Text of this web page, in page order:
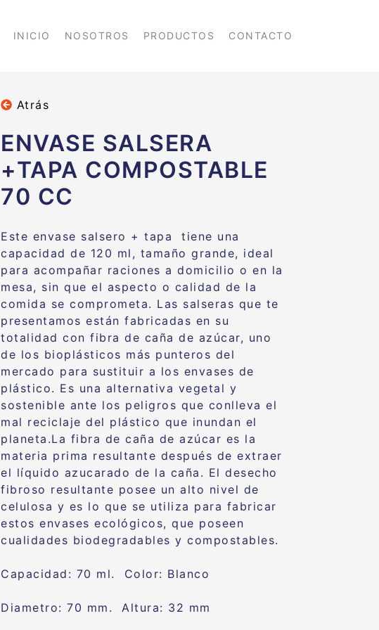
INICIO NOSOTROS PRODUCTOS CONTACTO
Atrás
ENVASE SALSERA
+TAPA COMPOSTABLE
70 CC
Este envase salsero + tapa tiene una
capacidad de 120 ml, tamaño grande, ideal
para acompañar raciones a domicilio o en la
mesa, sin que el aspecto o calidad de la
comida se comprometa. Las salseras que te
presentamos están fabricadas en su
totalidad con fibra de caña de azúcar, uno
de los bioplásticos más punteros del
mercado para sustituir a los envases de
plástico. Es una alternativa vegetal y
sostenible ante los peligros que conlleva el
mal reciclaje del plástico que inundan el
planeta.La fibra de caña de azúcar es la
materia prima resultante después de extraer
el líquido azucarado de la caña. El desecho
fibroso resultante posee un alto nivel de
celulosa y es lo que se utiliza para fabricar
estos envases ecológicos, que poseen
cualidades biodegradables y compostables.
Capacidad: 70 ml. Color: Blanco
Diametro: 70 mm. Altura: 32 mm